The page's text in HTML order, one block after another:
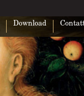
Download
Questa pagina non
Maps.